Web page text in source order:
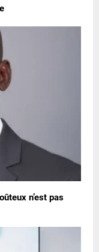
n’est pas